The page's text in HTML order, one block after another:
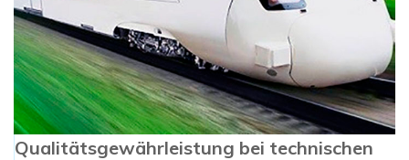
Qualitätsgewährleistung bei technischen